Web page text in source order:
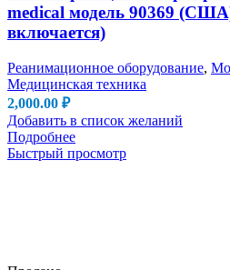
medical модель 90369
включается)
Реанимационное оборудование,
Медицинская техника
2,000.00 ₽
Добавить в список желаний
Подробнее
Быстрый просмотр